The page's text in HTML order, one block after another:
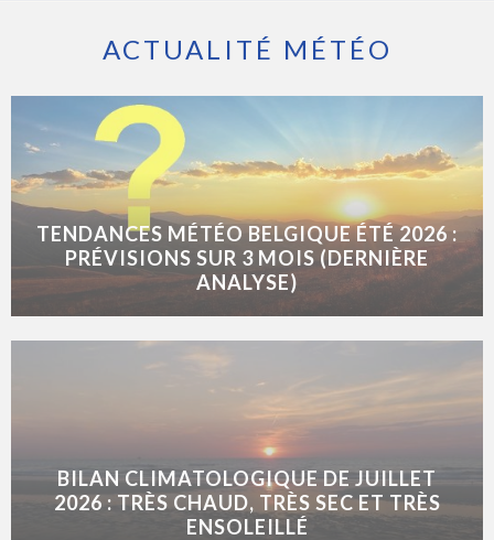
ACTUALITÉ MÉTÉO
TENDANCES MÉTÉO BELGIQUE ÉTÉ 2026 :
PRÉVISIONS SUR 3 MOIS (DERNIÈRE
ANALYSE)
BILAN CLIMATOLOGIQUE DE JUILLET
2026 : TRÈS CHAUD, TRÈS SEC ET TRÈS
ENSOLEILLÉ